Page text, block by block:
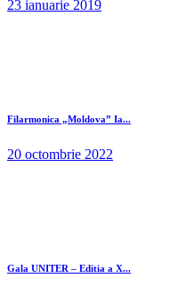
23 ianuarie 2019
Filarmonica „Moldova” Ia...
20 octombrie 2022
Gala UNITER – Editia a X...